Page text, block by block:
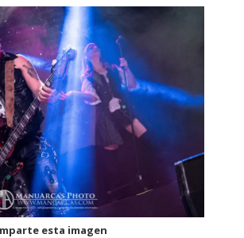
esta imagen